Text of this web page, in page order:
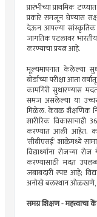
प्रारंभीच्या प्राथमिक
प्रकारे समजून घेण्यास
देऊन आपल्या सांस्कृतिक
जागतिक पटलावर
करण्याचा प्रयत्न आहे.
मूल्यमापनात केलेल्या
बोर्डाच्या परीक्षा आता
कामगिरी सुधारण्यास
समज असलेल्या या
मिळेल. केवळ शैक्षणिक
शारीरिक विकासाचाही
करण्यात आली आहेत.
‌‘सीबीएसई‌’ शाळेमध्ये
विद्यार्थ्यांना रोजच्या
करण्यासाठी मदत
जबाबदारी स्पष्ट आहे;
अनोखे बलस्थान ओळखणे,
समग्र शिक्षण - महत्त्वाचा